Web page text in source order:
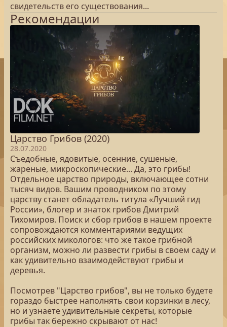
свидетельств его существования...
Рекомендации
Царство Грибов (2020)
28.07.2020
Съедобные, ядовитые, осенние, сушеные,
жареные, микроскопические... Да, это грибы!
Отдельное царство природы, включающее сотни
тысяч видов. Вашим проводником по этому
царству станет обладатель титула «Лучший гид
России», блогер и знаток грибов Дмитрий
Тихомиров. Поиск и сбор грибов в нашем проекте
сопровождаются комментариями ведущих
российских микологов: что же такое грибной
организм, можно ли развести грибы в своем саду и
как удивительно взаимодействуют грибы и
деревья.
Посмотрев "Царство грибов", вы не только будете
гораздо быстрее наполнять свои корзинки в лесу,
но и узнаете удивительные секреты, которые
грибы так бережно скрывают от нас!